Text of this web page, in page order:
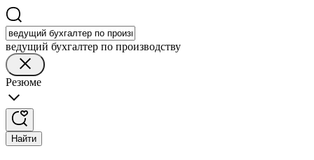
ведущий бухгалтер по производству
Резюме
Найти